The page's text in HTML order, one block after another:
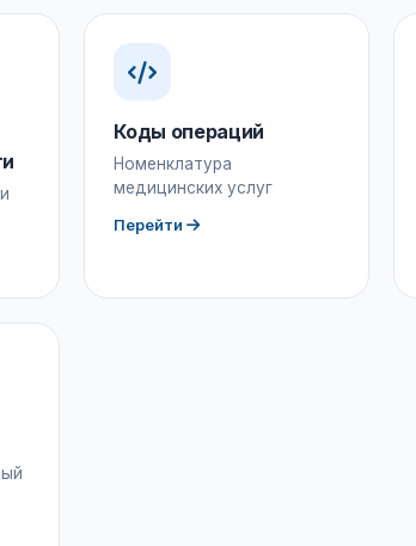
Коды операций
Номенклатура
медицинских услуг
Перейти